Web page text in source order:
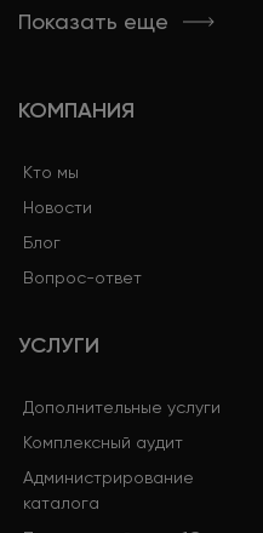
Показать еще
КОМПАНИЯ
Кто мы
Новости
Блог
Вопрос-ответ
УСЛУГИ
Дополнительные услуги
Комплексный аудит
Администрирование
каталога